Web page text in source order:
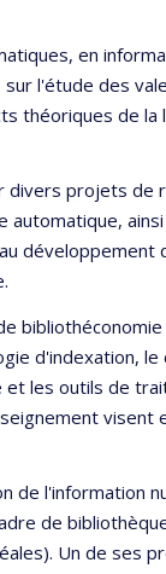
en
l'étude des
théoriques de
divers projets
automatique,
développement
d'indexation,
les outils de
de l'information
de
Un de ses